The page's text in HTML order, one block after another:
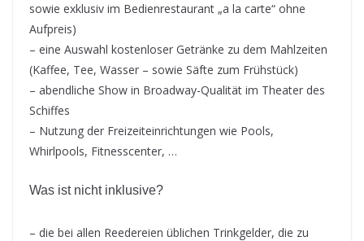
sowie exklusiv im Bedienrestaurant „a la carte“ ohne
Aufpreis)
– eine Auswahl kostenloser Getränke zu dem Mahlzeiten
(Kaffee, Tee, Wasser – sowie Säfte zum Frühstück)
– abendliche Show in Broadway-Qualität im Theater des
Schiffes
– Nutzung der Freizeiteinrichtungen wie Pools,
Whirlpools, Fitnesscenter, …
Was ist nicht inklusive?
– die bei allen Reedereien üblichen Trinkgelder, die zu